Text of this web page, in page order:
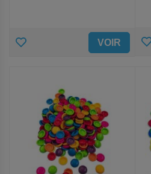
AJOUTER VOIR